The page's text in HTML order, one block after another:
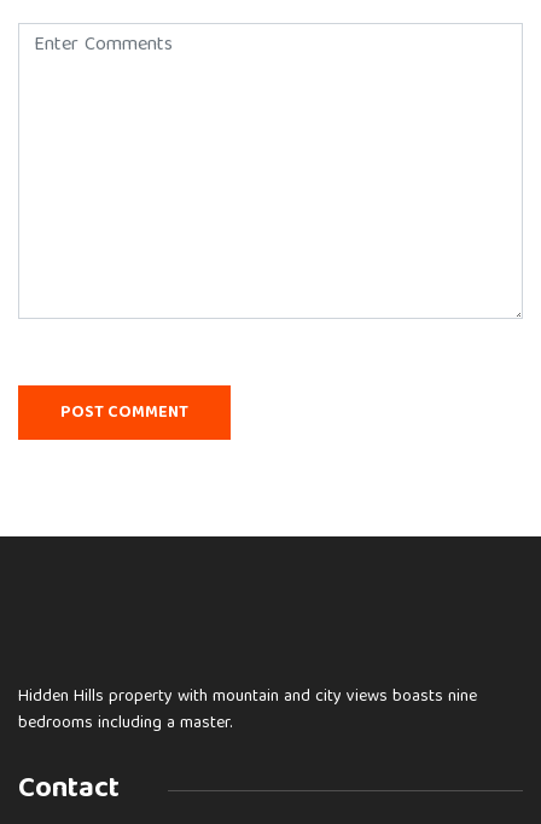
Hidden Hills property with mountain and city views boasts nine
bedrooms including a master.
Contact